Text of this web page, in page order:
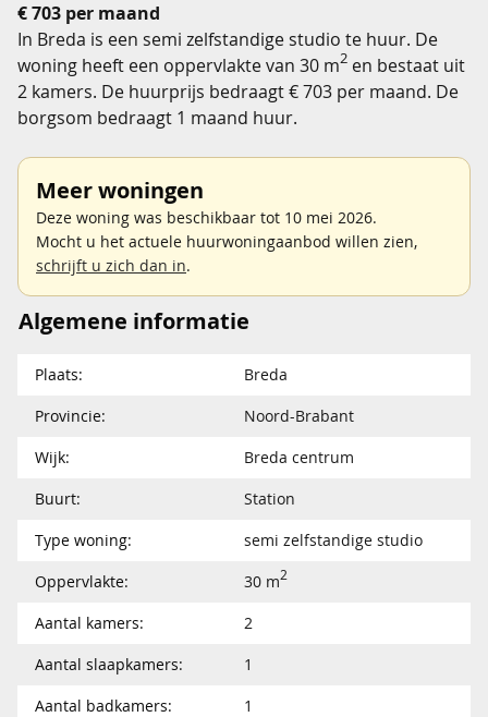
€ 703 per maand
In Breda is een semi zelfstandige studio te huur. De
woning heeft een oppervlakte van 30 m2 en bestaat uit
2 kamers. De huurprijs bedraagt € 703 per maand. De
borgsom bedraagt 1 maand huur.
Meer woningen
Deze woning was beschikbaar tot 10 mei 2026.
Mocht u het actuele huurwoningaanbod willen zien,
schrijft u zich dan in.
Algemene informatie
Plaats:
Breda
Provincie:
Noord-Brabant
Wijk:
Breda centrum
Buurt:
Station
Type woning:
semi zelfstandige studio
Oppervlakte:
30 m2
Aantal kamers:
2
Aantal slaapkamers:
1
Aantal badkamers:
1